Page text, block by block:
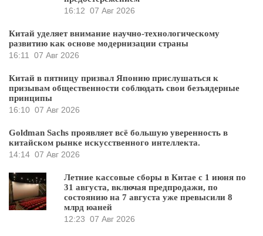
16:12 07 Авг 2026
Китай уделяет внимание научно-технологическому
развитию как основе модернизации страны
16:11
07 Авг 2026
Китай в пятницу призвал Японию прислушаться к
призывам общественности соблюдать свои безъядерные
принципы
16:10 07 Авг 2026
Goldman Sachs проявляет всё большую уверенность в
китайском рынке искусственного интеллекта.
14:14 07 Авг 2026
Летние кассовые сборы в Китае с 1 июня по
31 августа, включая предпродажи, по
состоянию на 7 августа уже превысили 8
млрд юаней
12:23 07 Авг 2026